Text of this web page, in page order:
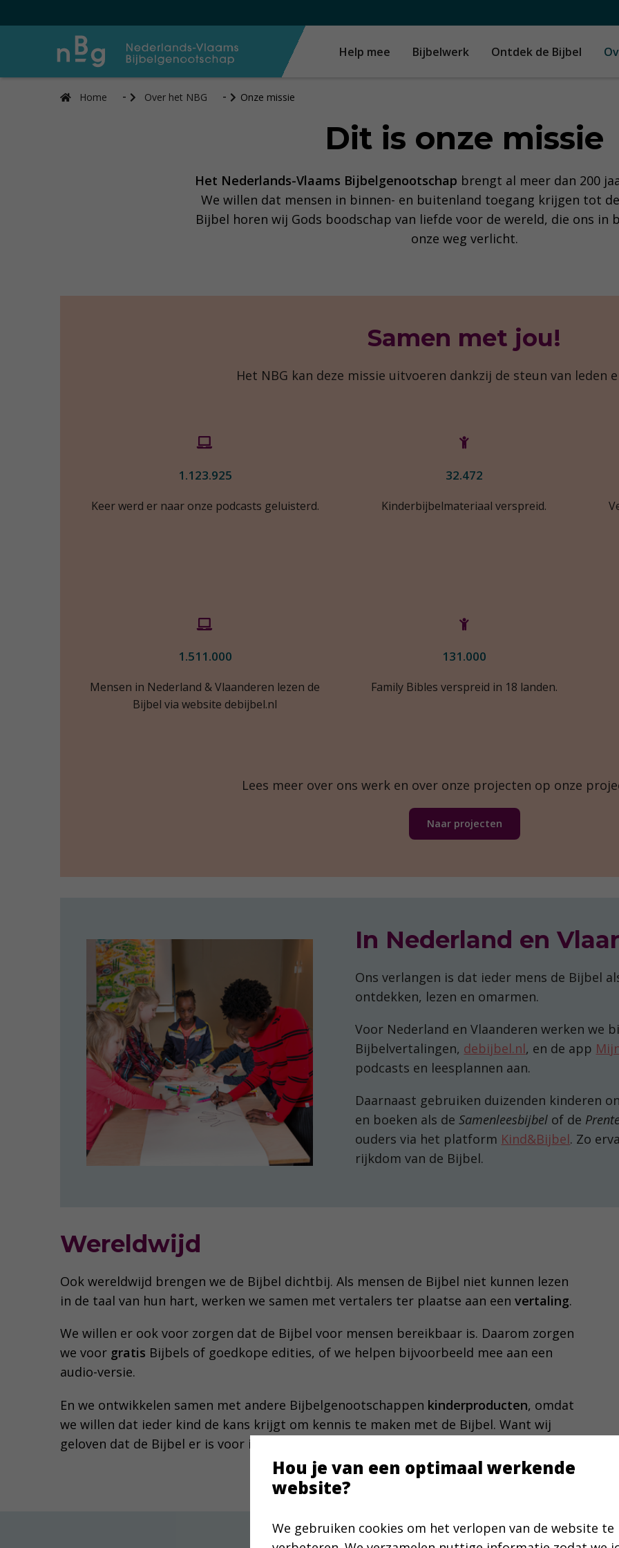
Help mee Bijbelwerk Ontdek de Bijbel
Home Over het NBG Onze missie
Dit is onze missie
Het Nederlands-Vlaams Bijbelgenootschap brengt al meer dan 200
We willen dat mensen in binnen- en buitenland toegang krijgen tot
Bijbel horen wij Gods boodschap van liefde voor de wereld, die ons in
onze weg verlicht.
Samen met jou!
Het NBG kan deze missie uitvoeren dankzij de steun van leden
1.123.925
Keer werd er naar onze podcasts geluisterd.
32.472
Kinderbijbelmateriaal verspreid.
1.511.000
Mensen in Nederland & Vlaanderen lezen de
Bijbel via website debijbel.nl
131.000
Family Bibles verspreid in 18 landen.
Lees meer over ons werk en over onze projecten op onze
Naar projecten
In Nederland en
Ons verlangen is dat ieder mens de Bijbel
ontdekken, lezen en omarmen.
Voor Nederland en Vlaanderen werken we
Bijbelvertalingen, debijbel.nl, en de app
podcasts en leesplannen aan.
Daarnaast gebruiken duizenden kinderen
en boeken als deSamenleesbijbel of de
ouders via het platform Kind&Bijbel. Zo
rijkdom van de Bijbel.
Wereldwijd
Ook wereldwijd brengen we de Bijbel dichtbij. Als mensen de Bijbel niet kunnen lezen
in de taal van hun hart, werken we samen met vertalers ter plaatse aan een vertaling.
We willen er ook voor zorgen dat de Bijbel voor mensen bereikbaar is. Daarom zorgen
we voor gratis Bijbels of goedkope edities, of we helpen bijvoorbeeld mee aan een
audio-versie.
En we ontwikkelen samen met andere Bijbelgenootschappen kinderproducten, omdat
we willen dat ieder kind de kans krijgt om kennis te maken met de Bijbel. Want wij
geloven dat de Bijbel er is voor iedereen.
Hou je van een optimaal werkende
website?
We gebruiken cookies om het verlopen van de website te